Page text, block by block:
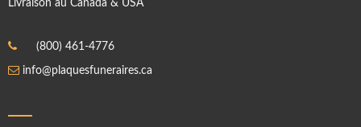
Livraison au Canada & USA
(800) 461-4776
info@plaquesfuneraires.ca